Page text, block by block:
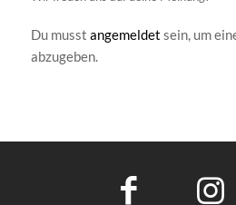
Du musst angemeldet sein, um
abzugeben.